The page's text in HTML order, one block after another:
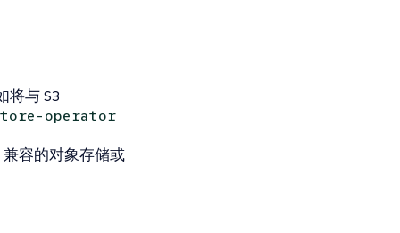
将与 S3
operator
容的对象存储或